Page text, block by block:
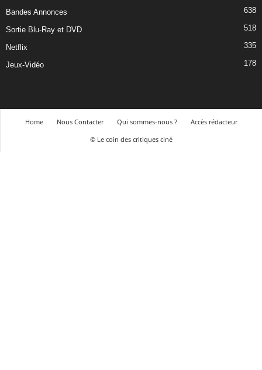
Bandes Annonces 638
Sortie Blu-Ray et DVD 518
Netflix 335
Jeux-Vidéo 178
Home Nous Contacter Qui sommes-nous ?
Accès rédacteur
© Le coin des critiques ciné